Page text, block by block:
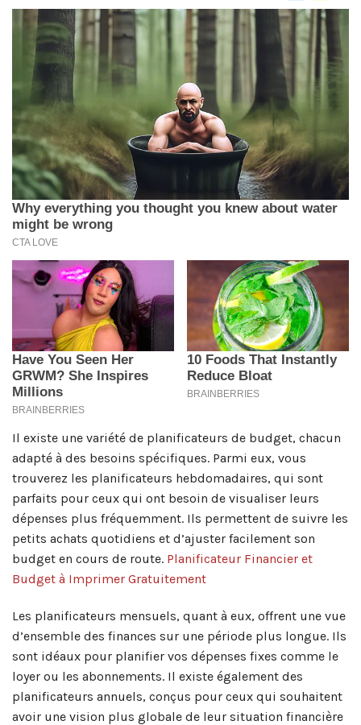
Il existe une variété de planificateurs de budget, chacun
adapté à des besoins spécifiques. Parmi eux, vous
trouverez les planificateurs hebdomadaires, qui sont
parfaits pour ceux qui ont besoin de visualiser leurs
dépenses plus fréquemment. Ils permettent de suivre les
petits achats quotidiens et d’ajuster facilement son
budget en cours de route. Planificateur Financier et
Budget à Imprimer Gratuitement
Les planificateurs mensuels, quant à eux, offrent une vue
d’ensemble des finances sur une période plus longue. Ils
sont idéaux pour planifier vos dépenses fixes comme le
loyer ou les abonnements. Il existe également des
planificateurs annuels, conçus pour ceux qui souhaitent
avoir une vision plus globale de leur situation financière